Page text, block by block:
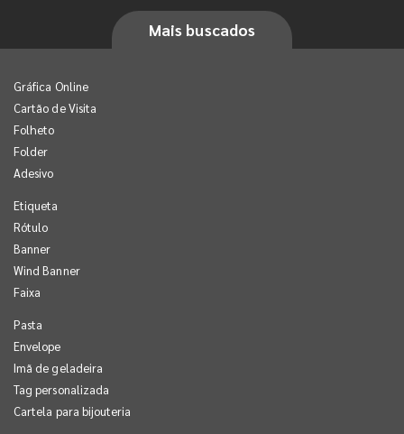
Mais buscados
Gráfica Online
Cartão de Visita
Folheto
Folder
Adesivo
Etiqueta
Rótulo
Banner
Wind Banner
Faixa
Pasta
Envelope
Imã de geladeira
Tag personalizada
Cartela para bijouteria